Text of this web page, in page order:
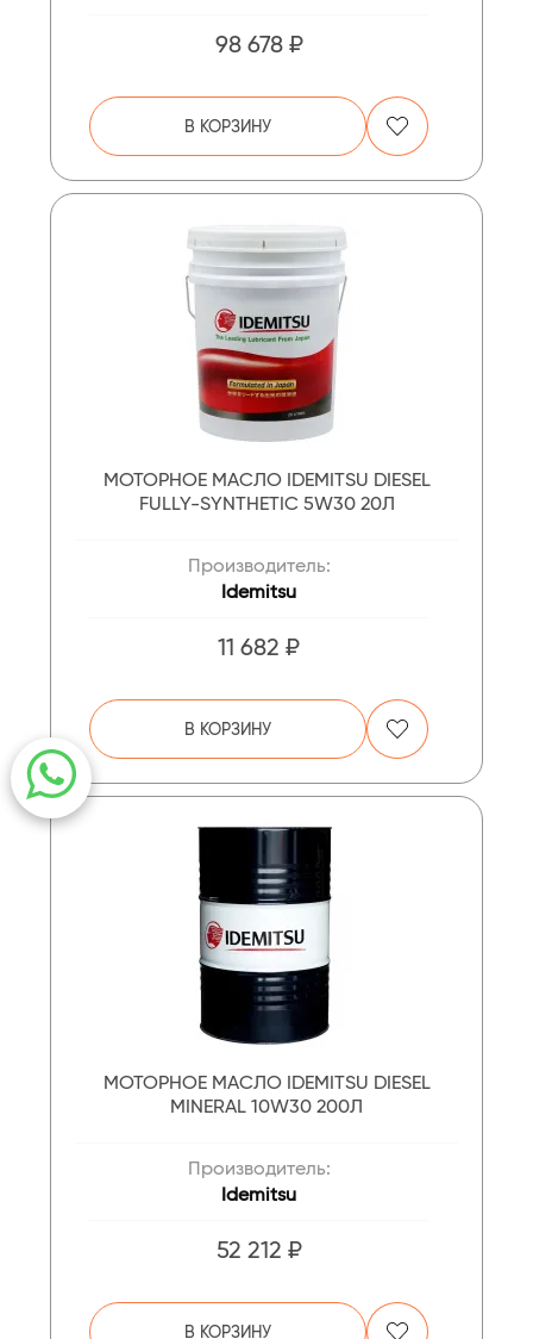
98 678 ₽
В КОРЗИНУ
МОТОРНОЕ МАСЛО IDEMITSU DIESEL
FULLY-SYNTHETIC 5W30 20Л
Производитель:
Idemitsu
11 682 ₽
В КОРЗИНУ
МОТОРНОЕ МАСЛО IDEMITSU DIESEL
MINERAL 10W30 200Л
Производитель:
Idemitsu
52 212 ₽
В КОРЗИНУ